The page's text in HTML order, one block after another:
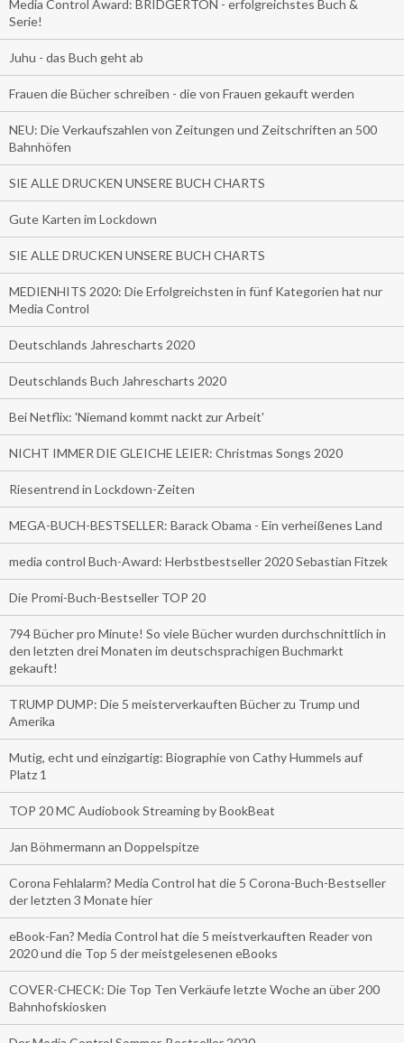
Media Control Award: BRIDGERTON - erfolgreichstes Buch &
Serie!
Juhu - das Buch geht ab
Frauen die Bücher schreiben - die von Frauen gekauft werden
NEU: Die Verkaufszahlen von Zeitungen und Zeitschriften an 500
Bahnhöfen
SIE ALLE DRUCKEN UNSERE BUCH CHARTS
Gute Karten im Lockdown
SIE ALLE DRUCKEN UNSERE BUCH CHARTS
MEDIENHITS 2020: Die Erfolgreichsten in fünf Kategorien hat nur
Media Control
Deutschlands Jahrescharts 2020
Deutschlands Buch Jahrescharts 2020
Bei Netflix: 'Niemand kommt nackt zur Arbeit'
NICHT IMMER DIE GLEICHE LEIER: Christmas Songs 2020
Riesentrend in Lockdown-Zeiten
MEGA-BUCH-BESTSELLER: Barack Obama - Ein verheißenes Land
media control Buch-Award: Herbstbestseller 2020 Sebastian Fitzek
Die Promi-Buch-Bestseller TOP 20
794 Bücher pro Minute! So viele Bücher wurden durchschnittlich in
den letzten drei Monaten im deutschsprachigen Buchmarkt
gekauft!
TRUMP DUMP: Die 5 meisterverkauften Bücher zu Trump und
Amerika
Mutig, echt und einzigartig: Biographie von Cathy Hummels auf
Platz 1
TOP 20 MC Audiobook Streaming by BookBeat
Jan Böhmermann an Doppelspitze
Corona Fehlalarm? Media Control hat die 5 Corona-Buch-Bestseller
der letzten 3 Monate hier
eBook-Fan? Media Control hat die 5 meistverkauften Reader von
2020 und die Top 5 der meistgelesenen eBooks
COVER-CHECK: Die Top Ten Verkäufe letzte Woche an über 200
Bahnhofskiosken